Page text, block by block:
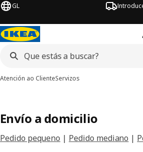
GL
Atención ao ClienteServizos
Envío a domicilio
Pedido pequeno | Pedido mediano |